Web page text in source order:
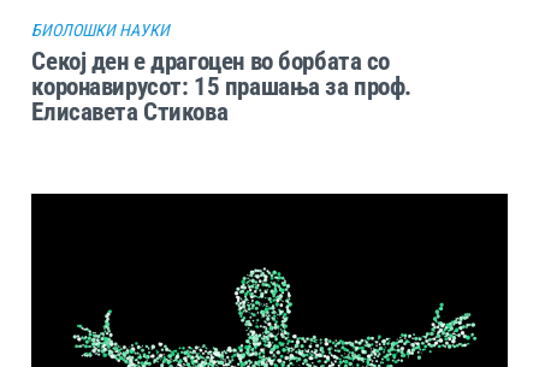
БИОЛОШКИ НАУКИ
Секој ден е драгоцен во борбата со
коронавирусот: 15 прашања за проф.
Елисавета Стикова